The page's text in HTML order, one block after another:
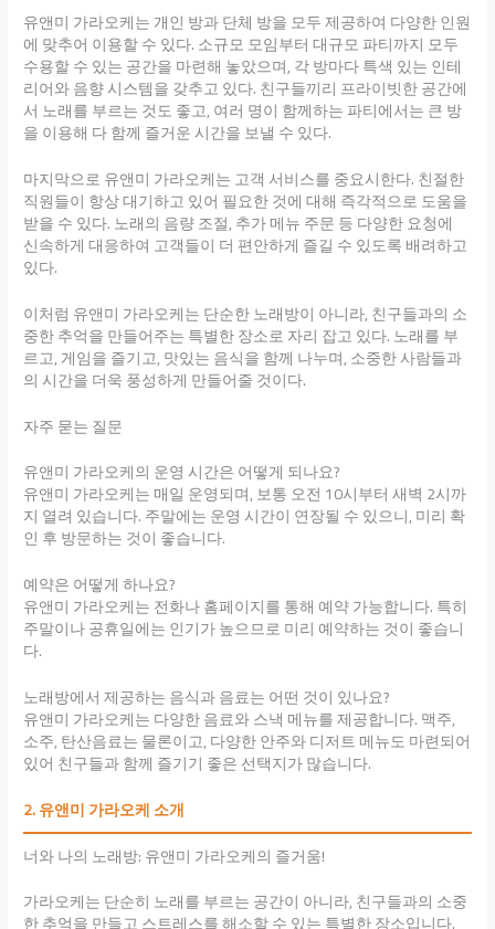
유앤미 가라오케는 개인 방과 단체 방을 모두 제공하여 다양한 인원
에 맞추어 이용할 수 있다. 소규모 모임부터 대규모 파티까지 모두
수용할 수 있는 공간을 마련해 놓았으며, 각 방마다 특색 있는 인테
리어와 음향 시스템을 갖추고 있다. 친구들끼리 프라이빗한 공간에
서 노래를 부르는 것도 좋고, 여러 명이 함께하는 파티에서는 큰 방
을 이용해 다 함께 즐거운 시간을 보낼 수 있다.
마지막으로 유앤미 가라오케는 고객 서비스를 중요시한다. 친절한
직원들이 항상 대기하고 있어 필요한 것에 대해 즉각적으로 도움을
받을 수 있다. 노래의 음량 조절, 추가 메뉴 주문 등 다양한 요청에
신속하게 대응하여 고객들이 더 편안하게 즐길 수 있도록 배려하고
있다.
이처럼 유앤미 가라오케는 단순한 노래방이 아니라, 친구들과의 소
중한 추억을 만들어주는 특별한 장소로 자리 잡고 있다. 노래를 부
르고, 게임을 즐기고, 맛있는 음식을 함께 나누며, 소중한 사람들과
의 시간을 더욱 풍성하게 만들어줄 것이다.
자주 묻는 질문
유앤미 가라오케의 운영 시간은 어떻게 되나요?
유앤미 가라오케는 매일 운영되며, 보통 오전 10시부터 새벽 2시까
지 열려 있습니다. 주말에는 운영 시간이 연장될 수 있으니, 미리 확
인 후 방문하는 것이 좋습니다.
예약은 어떻게 하나요?
유앤미 가라오케는 전화나 홈페이지를 통해 예약 가능합니다. 특히
주말이나 공휴일에는 인기가 높으므로 미리 예약하는 것이 좋습니
다.
노래방에서 제공하는 음식과 음료는 어떤 것이 있나요?
유앤미 가라오케는 다양한 음료와 스낵 메뉴를 제공합니다. 맥주,
소주, 탄산음료는 물론이고, 다양한 안주와 디저트 메뉴도 마련되어
있어 친구들과 함께 즐기기 좋은 선택지가 많습니다.
2. 유앤미 가라오케 소개
너와 나의 노래방: 유앤미 가라오케의 즐거움!
가라오케는 단순히 노래를 부르는 공간이 아니라, 친구들과의 소중